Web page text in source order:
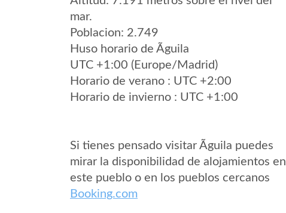
mar.
Poblacion: 2.749
Huso horario de Ãguila
UTC +1:00 (Europe/Madrid)
Horario de verano : UTC +2:00
Horario de invierno : UTC +1:00
Si tienes pensado visitar Ãguila puedes
mirar la disponibilidad de alojamientos en
este pueblo o en los pueblos cercanos
Booking.com